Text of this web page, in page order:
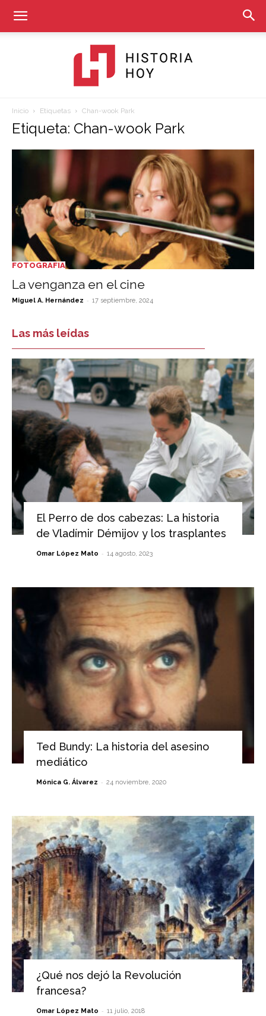
Historia
Hoy
Inicio Etiquetas Chan-wook Park
Etiqueta: Chan-wook Park
FOTOGRAFIA
La venganza en el cine
Miguel A. Hernández - 17 septiembre, 2024
Las más leídas
El Perro de dos cabezas: La historia
de Vladímir Démijov y los trasplantes
Omar López Mato - 14 agosto, 2023
Ted Bundy: La historia del asesino
mediático
Mónica G. Álvarez - 24 noviembre, 2020
¿Qué nos dejó la Revolución
francesa?
Omar López Mato - 11 julio, 2018